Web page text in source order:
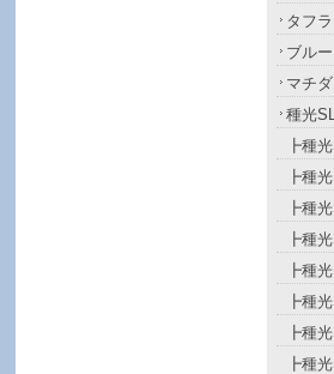
タフ
ブル
マチ
種光
┣種
┣種
┣種
┣種
┣種
┣種
┣種
┣種